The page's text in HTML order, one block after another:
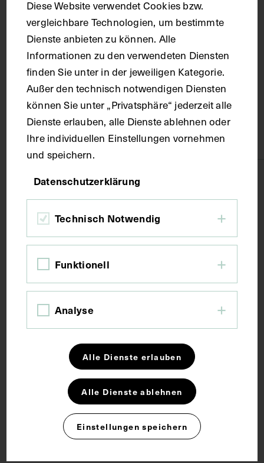
Dolomiten
Material
Papier
Technik
Fotografie
Bildmaß 6,5 x 10,8 cm
Schlagwörter
Erster Weltkrieg Fotoalbum
Fotografie
Gebirgskrieg
Soldat
Diese Website verwendet Cookies bzw.
vergleichbare Technologien, um bestimmte
Dienste anbieten zu können. Alle
Informationen zu den verwendeten Diensten
finden Sie unter in der jeweiligen Kategorie.
Außer den technisch notwendigen Diensten
können Sie unter „Privatsphäre“ jederzeit alle
Dienste erlauben, alle Dienste ablehnen oder
Ihre individuellen Einstellungen vornehmen
und speichern.
Datenschutzerklärung
Technisch Notwendig
Funktionell
Analyse
Alle Dienste erlauben
Alle Dienste ablehnen
Einstellungen speichern